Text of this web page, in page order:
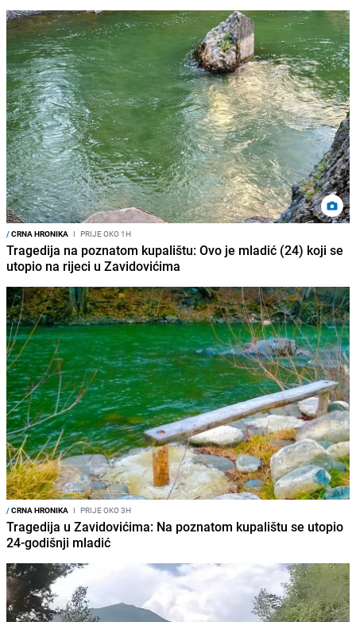
/CRNA HRONIKA I PRIJE OKO 1H
Tragedija na poznatom kupalištu: Ovo je mladić (24) koji se
utopio na rijeci u Zavidovićima
/CRNA HRONIKA I PRIJE OKO 3H
Tragedija u Zavidovićima: Na poznatom kupalištu se utopio
24-godišnji mladić